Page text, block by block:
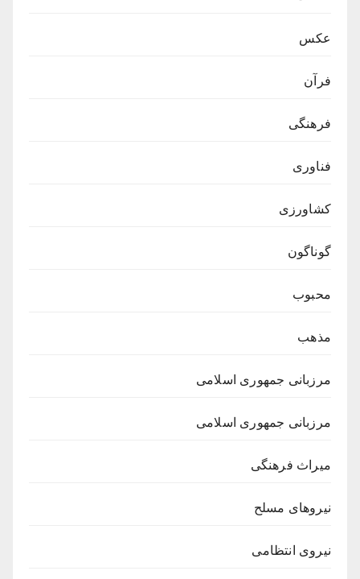
عکس
فرآن
فرهنگی
فناوری
کشاورزی
گوناگون
محبوب
مذهب
مرزبانی جمهوری اسلامی
مرزبانی جمهوری اسلامی
میراث فرهنگی
نیروهای مسلح
نیروی انتظامی